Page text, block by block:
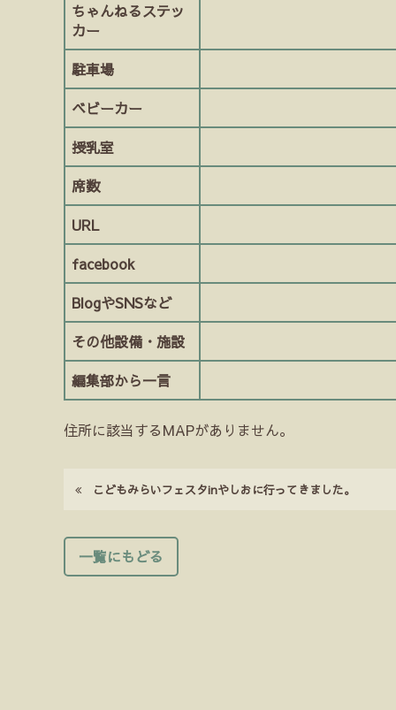
ちゃんねるステッ
カー
駐車場
ベビーカー
授乳室
席数
URL
facebook
BlogやSNSなど
その他設備・施設
編集部から一言
住所に該当するMAPがありません。
こどもみらいフェスタinやしおに行ってきました。
一覧にもどる